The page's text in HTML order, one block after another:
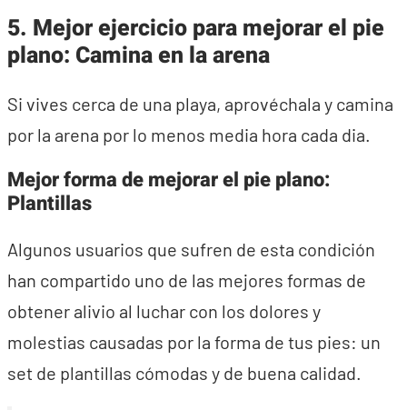
5. Mejor ejercicio para mejorar el pie
plano: Camina en la arena
Si vives cerca de una playa, aprovéchala y camina
por la arena por lo menos media hora cada dia.
Mejor forma de mejorar el pie plano:
Plantillas
Algunos usuarios que sufren de esta condición
han compartido uno de las mejores formas de
obtener alivio al luchar con los dolores y
molestias causadas por la forma de tus pies: un
set de plantillas cómodas y de buena calidad.